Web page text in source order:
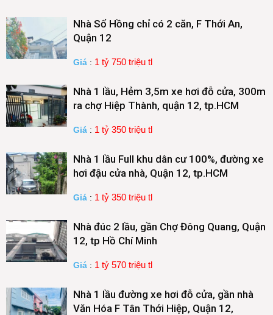
Nhà Sổ Hồng chỉ có 2 căn, F Thới An,
Quận 12
Giá : 1 tỷ 750 triệu tl
Nhà 1 lầu, Hẻm 3,5m xe hơi đỗ cửa, 300m
ra chợ Hiệp Thành, quận 12, tp.HCM
Giá : 1 tỷ 350 triệu tl
Nhà 1 lầu Full khu dân cư 100%, đường xe
hơi đậu cửa nhà, Quận 12, tp.HCM
Giá : 1 tỷ 350 triệu tl
Nhà đúc 2 lầu, gần Chợ Đông Quang, Quận
12, tp Hồ Chí Minh
Giá : 1 tỷ 570 triệu tl
Nhà 1 lầu đường xe hơi đỗ cửa, gần nhà
Văn Hóa F Tân Thới Hiệp, Quận 12,